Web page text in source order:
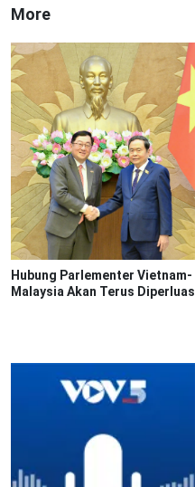
More
Hubung Parlementer Vietnam-
Malaysia Akan Terus Diperluas